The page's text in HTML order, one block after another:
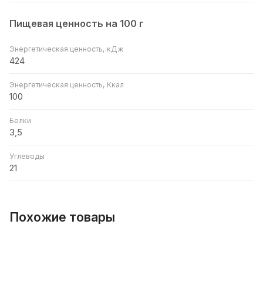
Пищевая ценность на 100 г
Энергетическая ценность, кДж
424
Энергетическая ценность, Ккал
100
Белки
3,5
Углеводы
21
Похожие товары